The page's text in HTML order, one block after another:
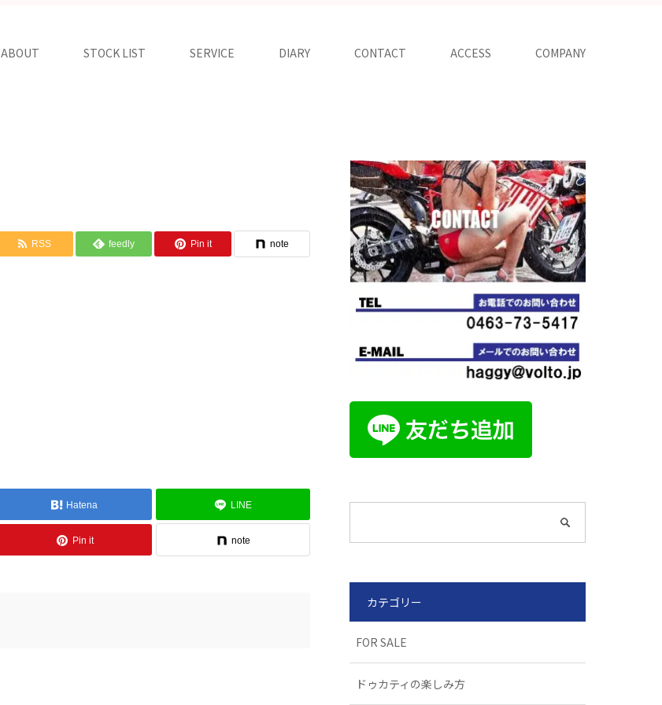
ABOUT STOCK LIST SERVICE DIARY CONTACT ACCESS COMPANY
RSS feedly Pin it note
Hatena LINE
Pin it note
カテゴリー
FOR SALE
ドゥカティの楽しみ方